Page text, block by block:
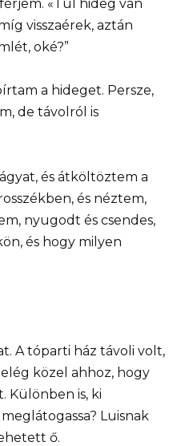
«Túl hideg van
visszaérek, aztán
oké?”
a hideget. Persze,
de távolról is
és átköltöztem a
és néztem,
nyugodt és csendes,
és hogy milyen
A tóparti ház távoli volt,
közel ahhoz, hogy
Különben is, ki
Luisnak
ő.